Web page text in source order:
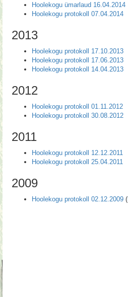
Hoolekogu ümarlaud 16.04.2014
Hoolekogu protokoll 07.04.2014
2013
Hoolekogu protokoll 17.10.2013
Hoolekogu protokoll 17.06.2013
Hoolekogu protokoll 14.04.2013
2012
Hoolekogu protokoll 01.11.2012
Hoolekogu protokoll 30.08.2012
2011
Hoolekogu protokoll 12.12.2011
Hoolekogu protokoll 25.04.2011
2009
Hoolekogu protokoll 02.12.2009 (